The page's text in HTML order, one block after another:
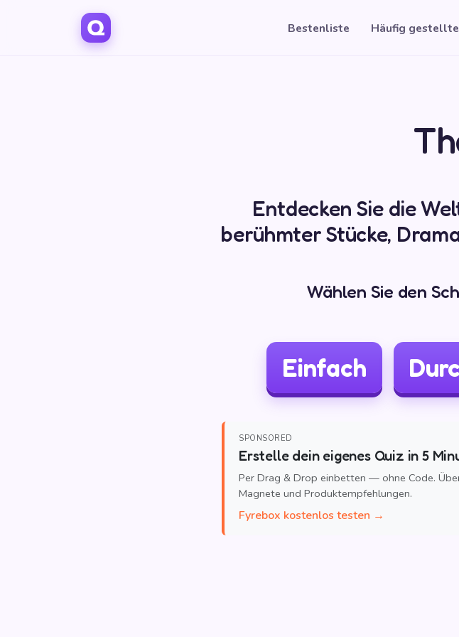
Bestenliste Häufig
Entdecken Sie die
berühmter Stücke,
Wählen Sie den
Einfach
SPONSORED
Erstelle dein eigenes Quiz in 5
Per Drag & Drop einbetten — ohne Code.
Magnete und Produktempfehlungen.
Fyrebox kostenlos testen →